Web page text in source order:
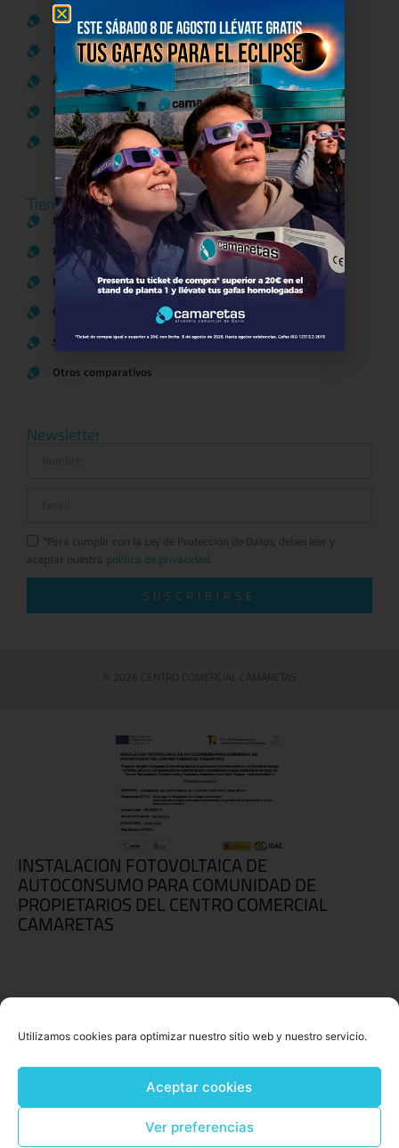
Utilizamos cookies para optimizar nuestro sitio web y nuestro servicio.
Aceptar cookies
Ver preferencias
Contacto
Política de Privacidad
Aviso Legal
Política de Cookies
Bases legales Concursos y Promociones
Tiendas
Moda
Hogar y Alimentación
Regalos y Complementos
Ocio y Restauración
Servicios
Otros comparativos
Newsletter
*Para cumplir con la Ley de Protección de Datos, debes leer y
aceptar nuestra política de privacidad.
SUSCRIBIRSE
© 2026 CENTRO COMERCIAL CAMARETAS
INSTALACION FOTOVOLTAICA DE
AUTOCONSUMO PARA COMUNIDAD DE
PROPIETARIOS DEL CENTRO COMERCIAL
CAMARETAS